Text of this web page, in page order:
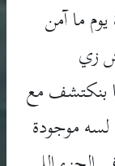
ما آمن
زي
بنكتشف مع
موجودة